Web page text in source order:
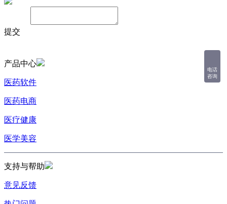
提交
电话
咨询
产品中心
医药软件
医药电商
医疗健康
医学美容
支持与帮助
意见反馈